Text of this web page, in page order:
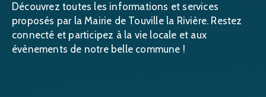
Découvrez toutes les informations et services
proposés par la Mairie de Touville la Rivière. Restez
connecté et participez à la vie locale et aux
évènements de notre belle commune !